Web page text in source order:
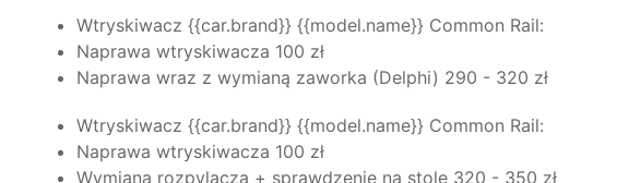
Wtryskiwacz {{car.brand}} {{model.name}} Common Rail:
Naprawa wtryskiwacza 100 zł
Naprawa wraz z wymianą zaworka (Delphi) 290 - 320 zł
Wtryskiwacz {{car.brand}} {{model.name}} Common Rail:
Naprawa wtryskiwacza 100 zł
Wymiana rozpylacza + sprawdzenie na stole 320 - 350 zł